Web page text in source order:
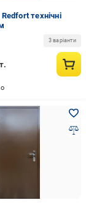
Redfort технічні
3 варіанти